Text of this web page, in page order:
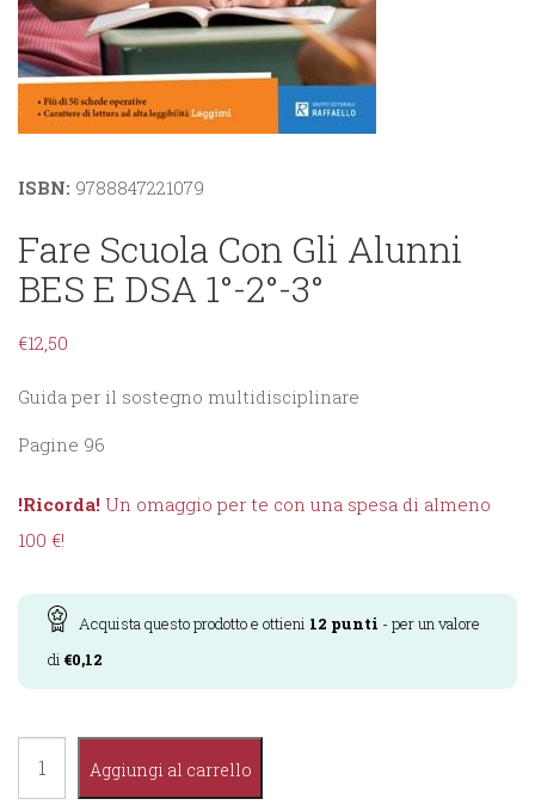
ISBN: 9788847221079
Fare Scuola Con Gli Alunni
BES E DSA 1°-2°-3°
€12,50
Guida per il sostegno multidisciplinare
Pagine 96
!Ricorda! Un omaggio per te con una spesa di almeno
100 €!
Acquista questo prodotto e ottieni 12 punti - per un valore
di €0,12
Aggiungi al carrello